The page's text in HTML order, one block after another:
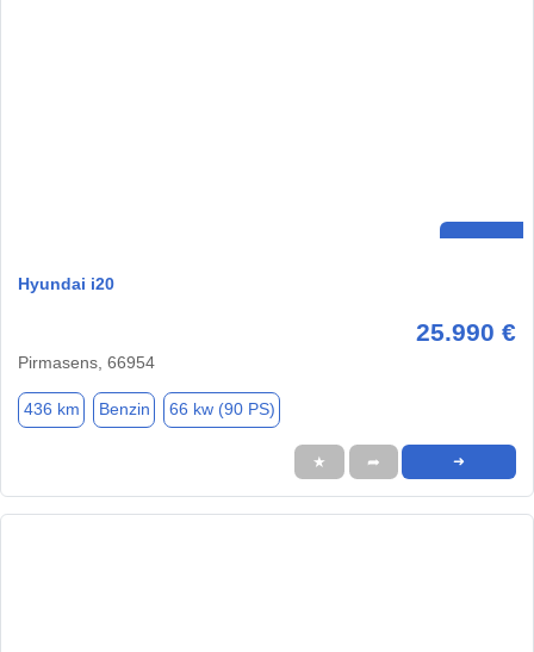
Hyundai i20
25.990 €
Pirmasens, 66954
436 km Benzin 66 kw (90 PS)
★ ➦ ➜